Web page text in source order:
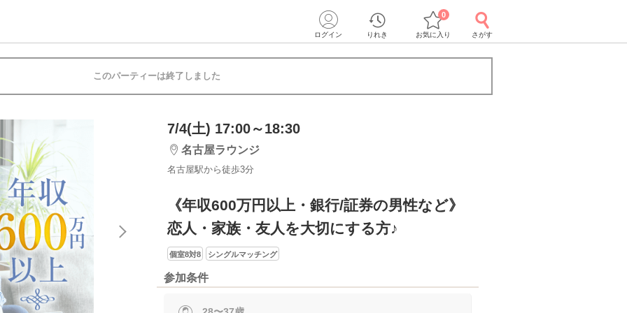
ログイン りれき お気に入り
0
さがす
このパーティーは終了しました
7/4(土) 17:00～18:30
名古屋ラウンジ
名古屋駅から徒歩3分
《年収600万円以上・銀行/証券の男性など》
恋人・家族・友人を大切にする方♪
個室8対8 シングルマッチング
参加条件